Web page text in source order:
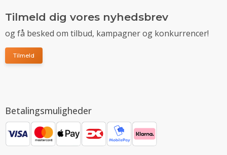
Tilmeld dig vores nyhedsbrev
og få besked om tilbud, kampagner og konkurrencer!
Tilmeld
Betalingsmuligheder